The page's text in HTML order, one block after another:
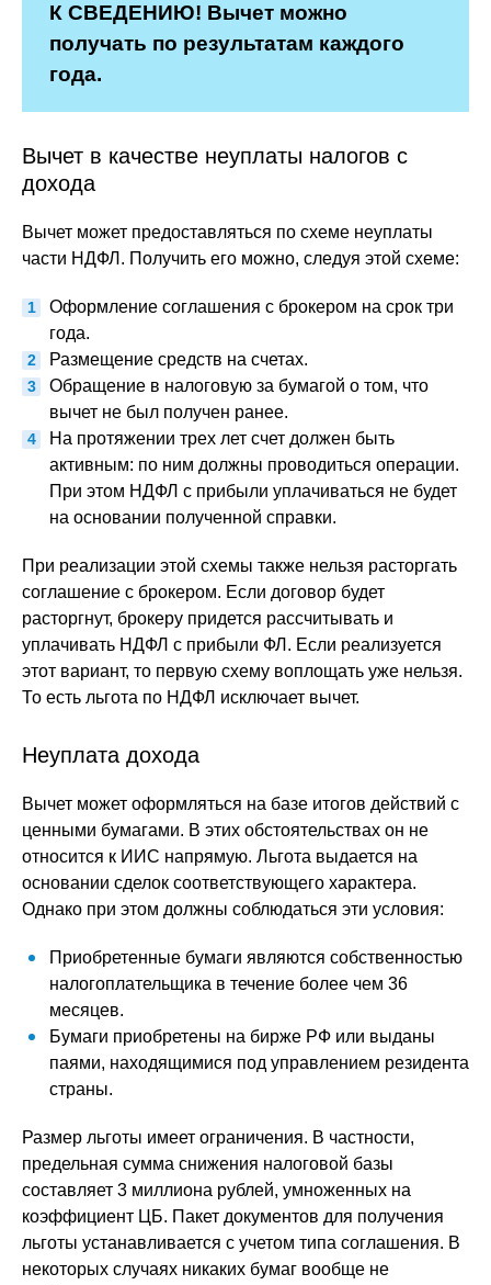
К СВЕДЕНИЮ! Вычет можно
получать по результатам каждого
года.
Вычет в качестве неуплаты налогов с
дохода
Вычет может предоставляться по схеме неуплаты
части НДФЛ. Получить его можно, следуя этой схеме:
Оформление соглашения с брокером на срок три
года.
Размещение средств на счетах.
Обращение в налоговую за бумагой о том, что
вычет не был получен ранее.
На протяжении трех лет счет должен быть
активным: по ним должны проводиться операции.
При этом НДФЛ с прибыли уплачиваться не будет
на основании полученной справки.
При реализации этой схемы также нельзя расторгать
соглашение с брокером. Если договор будет
расторгнут, брокеру придется рассчитывать и
уплачивать НДФЛ с прибыли ФЛ. Если реализуется
этот вариант, то первую схему воплощать уже нельзя.
То есть льгота по НДФЛ исключает вычет.
Неуплата дохода
Вычет может оформляться на базе итогов действий с
ценными бумагами. В этих обстоятельствах он не
относится к ИИС напрямую. Льгота выдается на
основании сделок соответствующего характера.
Однако при этом должны соблюдаться эти условия:
Приобретенные бумаги являются собственностью
налогоплательщика в течение более чем 36
месяцев.
Бумаги приобретены на бирже РФ или выданы
паями, находящимися под управлением резидента
страны.
Размер льготы имеет ограничения. В частности,
предельная сумма снижения налоговой базы
составляет 3 миллиона рублей, умноженных на
коэффициент ЦБ. Пакет документов для получения
льготы устанавливается с учетом типа соглашения. В
некоторых случаях никаких бумаг вообще не